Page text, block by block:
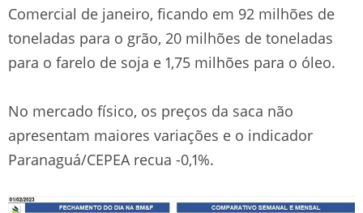
Comercial de janeiro, ficando em 92 milhões de
toneladas para o grão, 20 milhões de toneladas
para o farelo de soja e 1,75 milhões para o óleo.
No mercado físico, os preços da saca não
apresentam maiores variações e o indicador
Paranaguá/CEPEA recua -0,1%.